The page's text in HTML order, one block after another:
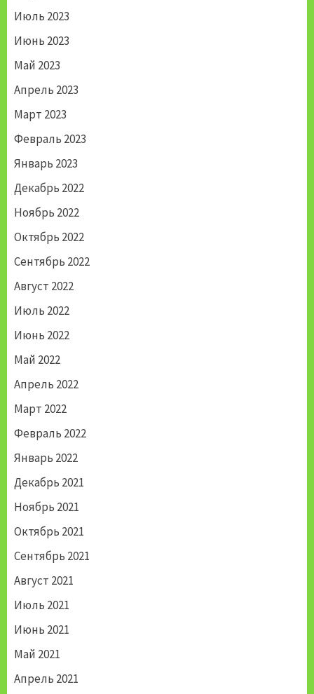
Июль 2023
Июнь 2023
Май 2023
Апрель 2023
Март 2023
Февраль 2023
Январь 2023
Декабрь 2022
Ноябрь 2022
Октябрь 2022
Сентябрь 2022
Август 2022
Июль 2022
Июнь 2022
Май 2022
Апрель 2022
Март 2022
Февраль 2022
Январь 2022
Декабрь 2021
Ноябрь 2021
Октябрь 2021
Сентябрь 2021
Август 2021
Июль 2021
Июнь 2021
Май 2021
Апрель 2021